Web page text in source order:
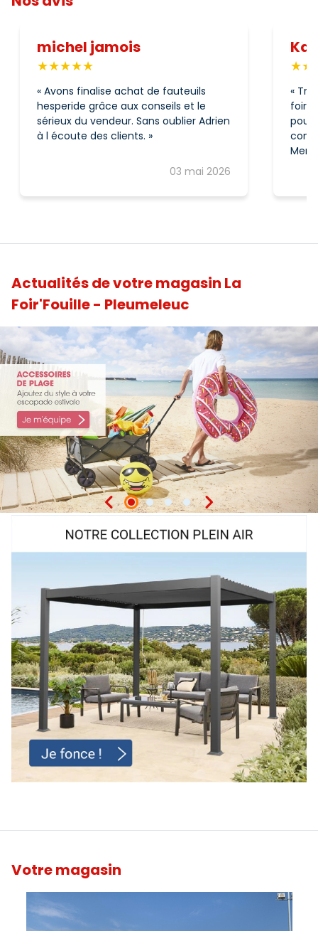
michel jamois
03 mai 2026
Avons finalise achat de fauteuils
hesperide grâce aux conseils et le
sérieux du vendeur. Sans oublier Adrien
à l écoute des clients.
pour son
Actualités de votre magasin La
Foir'Fouille - Pleumeleuc
Votre magasin